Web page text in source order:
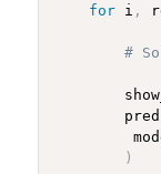
for i ,
#
        pred
)